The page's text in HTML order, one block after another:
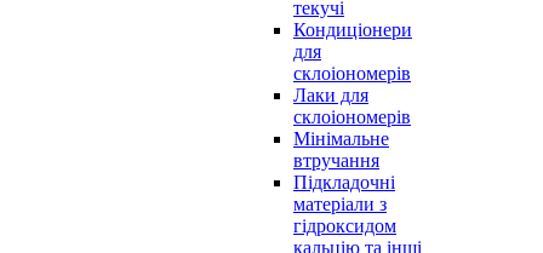
текучі
Кондиціонери
для
склоіономерів
Лаки для
склоіономерів
Мінімальне
втручання
Підкладочні
матеріали з
гідроксидом
кальцію та інші